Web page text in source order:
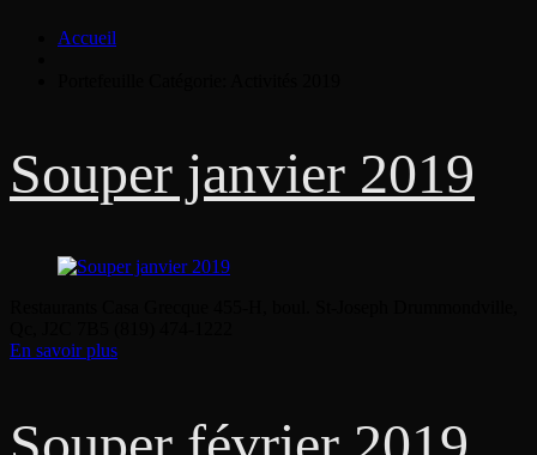
Accueil
Souper janvier 2019
En savoir plus